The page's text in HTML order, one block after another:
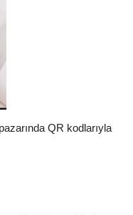
QR kodlarıyla